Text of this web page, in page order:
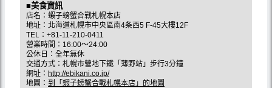
■美食資訊
店名：蝦子螃蟹合戰札幌本店
地址：北海道札幌市中央區南4条西5 F-45大樓12F
TEL：+81-11-210-0411
營業時間：16:00〜24:00
公休日：全年無休
交通方式：札幌市營地下鐵「薄野站」步行3分鐘
網址： http://ebikani.co.jp/
地圖： 到「蝦子螃蟹合戰札幌本店」的地圖